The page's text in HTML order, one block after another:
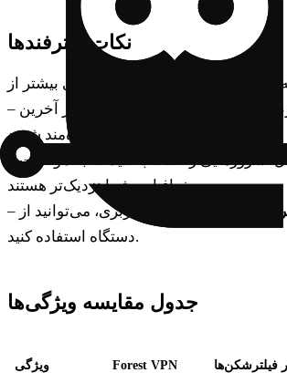
نکات و ترفندها
– شما همیشه به‌روز است تا از آخرین
–سرورهایی را انتخاب کنید که به موقعیت
جغرافیایی شما نزدیک‌تر هستند.
– : با خرید یک حساب کاربری، می‌توانید از Forest VPN بر روی چندین
دستگاه استفاده کنید.
جدول مقایسه ویژگی‌ها
ویژگی Forest VPN فیلترشکن‌ها